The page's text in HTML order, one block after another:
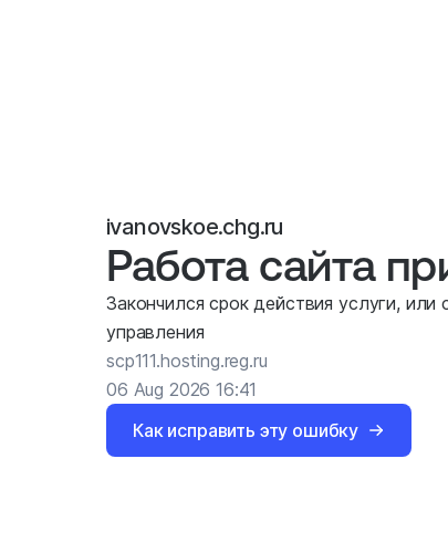
ivanovskoe.chg.ru
Работа сайта
Закончился срок действия услуги,
управления
scp111.hosting.reg.ru
06 Aug 2026 16:41
Как исправить эту ошибку